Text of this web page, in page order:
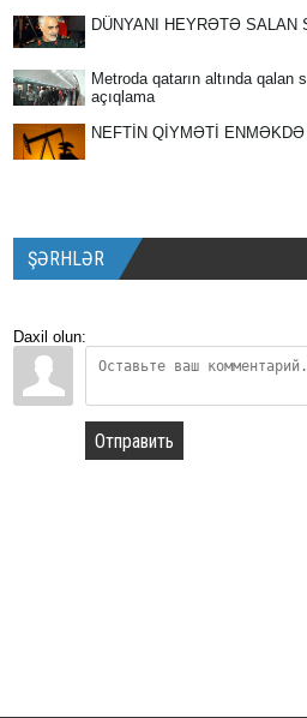
DÜNYANI HEYRƏTƏ SALAN
Metroda qatarın altında qalan
açıqlama
NEFTİN QİYMƏTİ ENMƏKDƏ
ŞƏRHLƏR
Daxil olun:
Отправить